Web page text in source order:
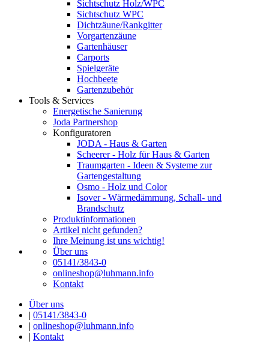
Sichtschutz Holz/WPC
Sichtschutz WPC
Dichtzäune/Rankgitter
Vorgartenzäune
Gartenhäuser
Carports
Spielgeräte
Hochbeete
Gartenzubehör
Tools & Services
Energetische Sanierung
Joda Partnershop
Konfiguratoren
JODA - Haus & Garten
Scheerer - Holz für Haus & Garten
Traumgarten - Ideen & Systeme zur
Gartengestaltung
Osmo - Holz und Color
Isover - Wärmedämmung, Schall- und
Brandschutz
Produktinformationen
Artikel nicht gefunden?
Ihre Meinung ist uns wichtig!
Über uns
05141/3843-0
onlineshop@luhmann.info
Kontakt
Über uns
| 05141/3843-0
| onlineshop@luhmann.info
| Kontakt